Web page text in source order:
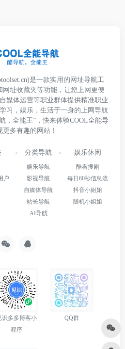
是一款实用的网址导航工
址收藏夹等功能，让您上网更便
媒体运营等职业群体提供精准职业
习，娱乐，生活于一身的上网导航
，全能王”，快来体验COOL全能导
更多有趣的网站！
户
分类导航
娱乐导航
影视导航
自媒体导航
站长导航
AI导航
娱乐休闲
酷看搜剧
每日60秒信息流
抖音小姐姐
随机小姐姐
识多多博客小
程序
QQ群